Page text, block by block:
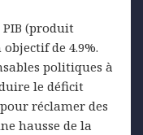
(produit
de 4.9%.
politiques à
le déficit
réclamer des
hausse de la